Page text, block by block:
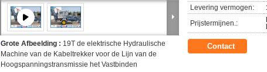
Grote Afbeelding : 19T de elektrische Hydraulische
Machine van de Kabeltrekker voor de Lijn van de
Hoogspanningstransmissie het Vastbinden
Levering vermogen:
Prijstermijnen.:
Contact